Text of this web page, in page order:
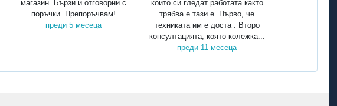
магазин. Бързи и отговорни с
поръчки. Препоръчвам!
преди 5 месеца
които си гледат работата както
трябва е тази е. Първо, че
техниката им е доста . Второ
консултацията, която колежка...
преди 11 месеца